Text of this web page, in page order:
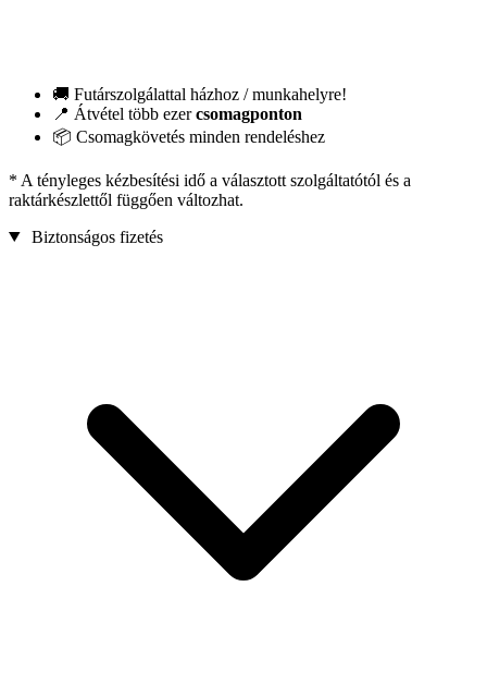
🚚 Futárszolgálattal házhoz / munkahelyre!
📍 Átvétel több ezercsomagponton
📦 Csomagkövetés minden rendeléshez
* A tényleges kézbesítési idő a választott szolgáltatótól és a
raktárkészlettől függően változhat.
Biztonságos fizetés